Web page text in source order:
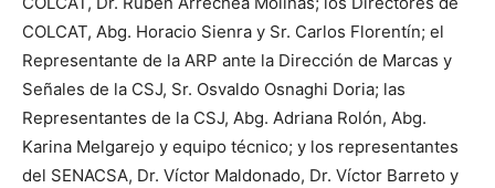
COLCAT, Abg. Horacio Sienra y Sr. Carlos Florentín; el
Representante de la ARP ante la Dirección de Marcas y
Señales de la CSJ, Sr. Osvaldo Osnaghi Doria; las
Representantes de la CSJ, Abg. Adriana Rolón, Abg.
Karina Melgarejo y equipo técnico; y los representantes
del SENACSA, Dr. Víctor Maldonado, Dr. Víctor Barreto y